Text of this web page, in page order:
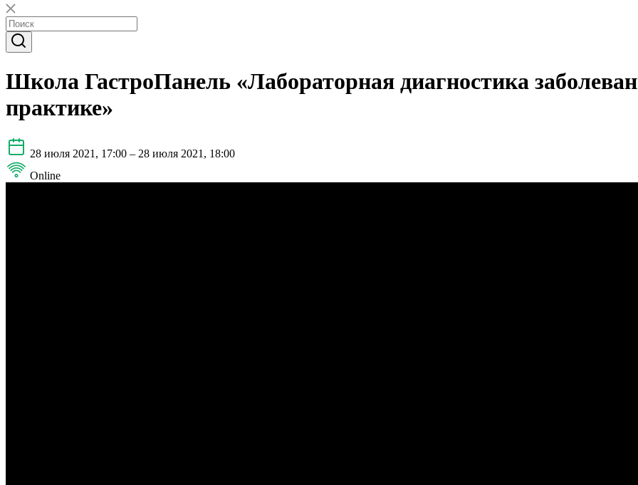
Школа ГастроПанель «Лабораторная диагностика
практике»
28 июля 2021, 17:00 – 28 июля 2021, 18:00
Online